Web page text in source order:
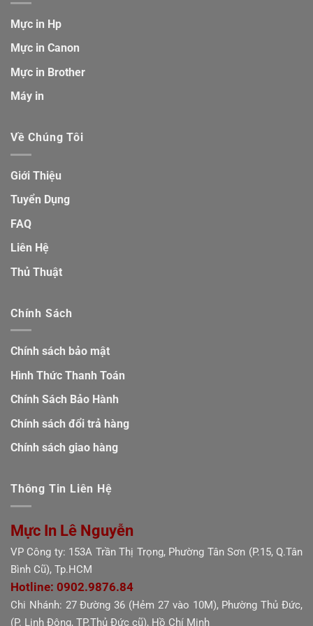
Mực in Hp
Mực in Canon
Mực in Brother
Máy in
Về Chúng Tôi
Giới Thiệu
Tuyển Dụng
FAQ
Liên Hệ
Thủ Thuật
Chính Sách
Chính sách bảo mật
Hình Thức Thanh Toán
Chính Sách Bảo Hành
Chính sách đổi trả hàng
Chính sách giao hàng
Thông Tin Liên Hệ
Mực In Lê Nguyễn
VP Công ty: 153A Trần Thị Trọng, Phường Tân Sơn (P.15, Q.Tân
Bình Cũ), Tp.HCM
Hotline: 0902.9876.84
Chi Nhánh: 27 Đường 36 (Hẻm 27 vào 10M), Phường Thủ Đức,
(P. Linh Đông, TP.Thủ Đức cũ), Hồ Chí Minh